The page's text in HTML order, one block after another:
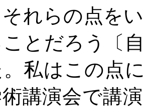
それらの点を
とだろう〔
私はこの点
講演会で講